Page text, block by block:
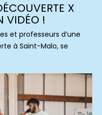
X
VIDÉO !
et professeurs d’une
à Saint-Malo, se